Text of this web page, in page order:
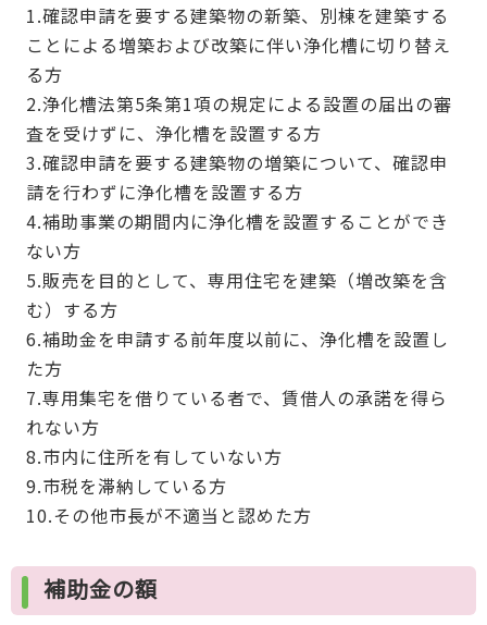
1.確認申請を要する建築物の新築、別棟を建築する
ことによる増築および改築に伴い浄化槽に切り替え
る方
2.浄化槽法第5条第1項の規定による設置の届出の審
査を受けずに、浄化槽を設置する方
3.確認申請を要する建築物の増築について、確認申
請を行わずに浄化槽を設置する方
4.補助事業の期間内に浄化槽を設置することができ
ない方
5.販売を目的として、専用住宅を建築（増改築を含
む）する方
6.補助金を申請する前年度以前に、浄化槽を設置し
た方
7.専用集宅を借りている者で、賃借人の承諾を得ら
れない方
8.市内に住所を有していない方
9.市税を滞納している方
10.その他市長が不適当と認めた方
補助金の額